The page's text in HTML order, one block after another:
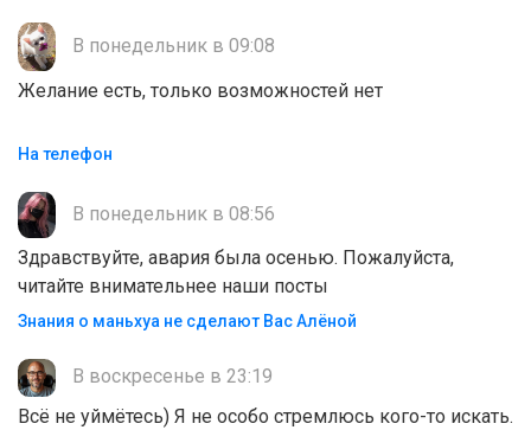
В понедельник в 09:08
Желание есть, только возможностей нет
На телефон
В понедельник в 08:56
Здравствуйте, авария была осенью. Пожалуйста,
читайте внимательнее наши посты
Знания о маньхуа не сделают Вас Алëной
В воскресенье в 23:19
Всё не уймётесь) Я не особо стремлюсь кого-то искать.